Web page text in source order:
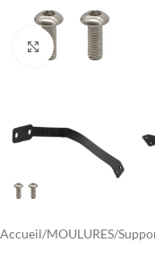
Click to enlarge
Accueil/MOULURES/